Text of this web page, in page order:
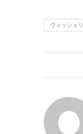
ウィッシュ